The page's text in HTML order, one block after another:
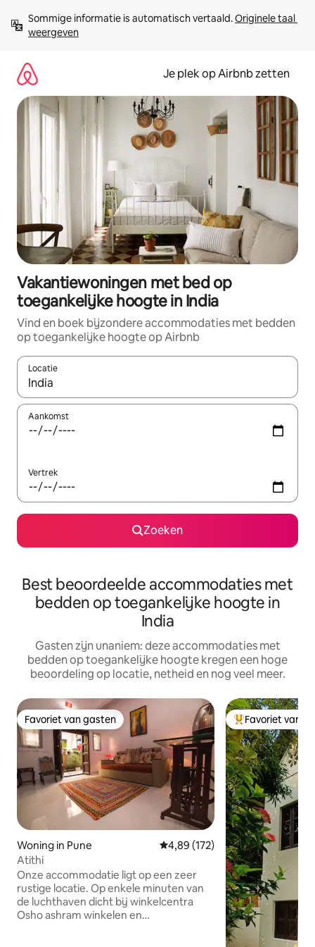
direct
naar
Sommige informatie is automatisch vertaald. Originele taal
weergeven
Je plek op Airbnb zetten
Vakantiewoningen met bed op
toegankelijke hoogte in India
Vind en boek bijzondere accommodaties met bedden
op toegankelijke hoogte op Airbnb
Locatie
Wanneer er resultaten beschikbaar zijn, maak je een keuze
Aankomst
Vertrek
Zoeken
Best beoordeelde accommodaties met
bedden op toegankelijke hoogte in
India
Gasten zijn unaniem: deze accommodaties met
bedden op toegankelijke hoogte kregen een hoge
beoordeling op locatie, netheid en nog veel meer.
Favoriet van gasten
Favoriet van gasten
Woning in Pune Gemiddelde beoordeling van
4,89 (172)
Atithi
Onze accommodatie ligt op een zeer
rustige locatie. Op enkele minuten van
de luchthaven dicht bij winkelcentra
Osho ashram winkelen en
Topfavoriet van
Favoriet van